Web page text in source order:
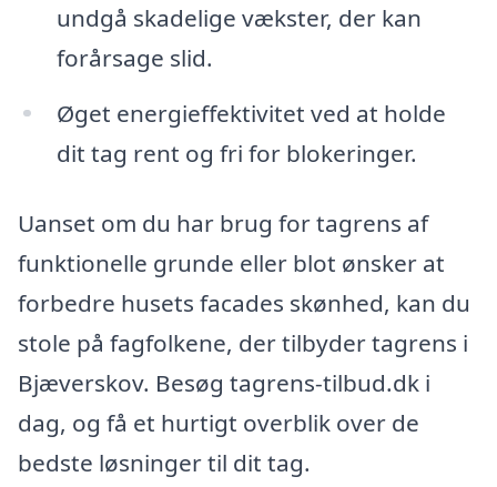
undgå skadelige vækster, der kan
forårsage slid.
Øget energieffektivitet ved at holde
dit tag rent og fri for blokeringer.
Uanset om du har brug for tagrens af
funktionelle grunde eller blot ønsker at
forbedre husets facades skønhed, kan du
stole på fagfolkene, der tilbyder tagrens i
Bjæverskov. Besøg tagrens-tilbud.dk i
dag, og få et hurtigt overblik over de
bedste løsninger til dit tag.